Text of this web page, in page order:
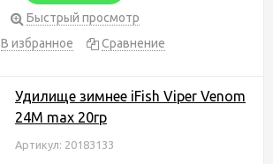
Быстрый просмотр
В избранное
Сравнение
Удилище зимнее iFish Viper Venom
24M max 20гр
Артикул: 20183133